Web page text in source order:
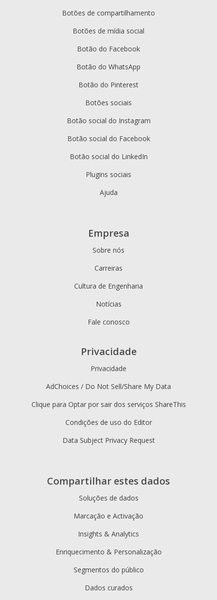
Botões de compartilhamento
Botões de mídia social
Botão do Facebook
Botão do WhatsApp
Botão do Pinterest
Botões sociais
Botão social do Instagram
Botão social do Facebook
Botão social do LinkedIn
Plugins sociais
Ajuda
Compartilhar estes dados
Soluções de dados
Marcação e Activação
Insights & Analytics
Enriquecimento & Personalização
Segmentos do público
Dados curados
Empresa
Sobre nós
Carreiras
Cultura de Engenharia
Notícias
Fale conosco
Privacidade
Privacidade
AdChoices / Do Not Sell/Share My Data
Clique para Optar por sair dos serviços ShareThis
Condições de uso do Editor
Data Subject Privacy Request